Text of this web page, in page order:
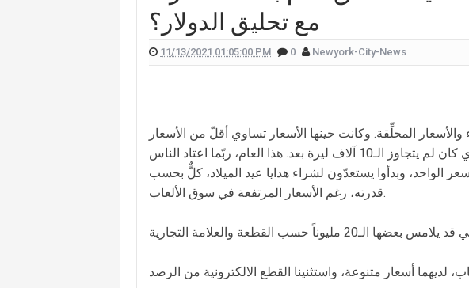
كيف علّقت هيفا وهبي على تفجير "البيجر"؟
تشبه الأوروبيات.. صورة لابنة الممثل يورغو شلهوب تنتشر تعرفوا إليها
بالحب والرومانسية... ممثلان يدخلان القفص الذهبي في روما (صور)
لحظات رومانسيّة بين ريم السعيدي وزوجها وسام بريدي: أحبك (فيديو)
بالفيديو هل يُفكّر هذا الفنان اللبنانيّ بالهجرة إلى كندا؟.. إليكم ما كشفه
مع تحليق الدولار؟
11/13/2021 01:05:00 PM 0 Newyork-City-News
المحلِّقة. وكانت حينها الأسعار تساوي أقلّ من الأسعار
الحالية، بحسب سعر صرف الدولار آنذاك، الذي كان لم يتجاوز الـ10 آلاف ليرة بعد. هذا العام، ربّما اعتاد الناس
الواحد، وبدأوا يستعدّون لشراء هدايا عيد الميلاد، كلٌّ بحسب
قدرته، رغم الأسعار المرتفعة في سوق الألعاب.